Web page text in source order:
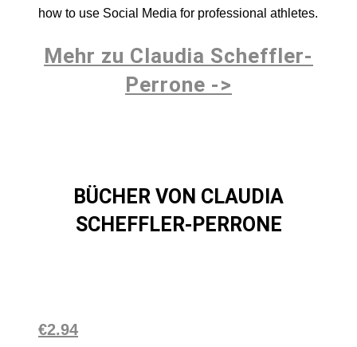
how to use Social Media for professional athletes.
Mehr zu Claudia Scheffler-
Perrone ->
BÜCHER VON CLAUDIA
SCHEFFLER-PERRONE
€2.94